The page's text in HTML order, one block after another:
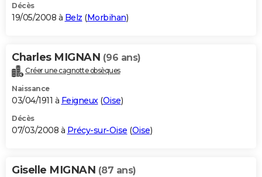
Décès
19/05/2008 à Belz (Morbihan)
Charles MIGNAN (96 ans)
Créer une cagnotte obsèques
Naissance
03/04/1911 à Feigneux(Oise)
Décès
07/03/2008 à Précy-sur-Oise (Oise)
Giselle MIGNAN (87 ans)